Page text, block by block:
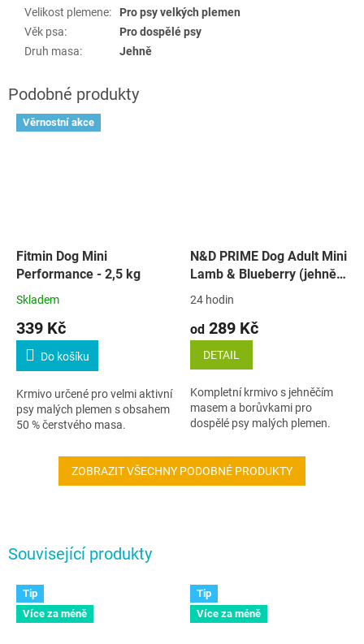
Související produkty
Tip
Více za méně
Tip
Více za méně
Velikost plemene:
Pro psy velkých plemen
Věk psa:
Pro dospělé psy
Druh masa: Jehně
Věrnostní akce
Fitmin Dog Mini
Performance - 2,5 kg
Skladem
339 Kč
Do košíku
Krmivo určené pro velmi aktivní
psy malých plemen s obsahem
50 % čerstvého masa.
N&D PRIME Dog Adult Mini
Lamb & Blueberry (jehně a
borůvky)
24 hodin
od 289 Kč
DETAIL
Kompletní krmivo s jehněčím
masem a borůvkami pro
dospělé psy malých plemen.
ZOBRAZIT VŠECHNY PODOBNÉ PRODUKTY